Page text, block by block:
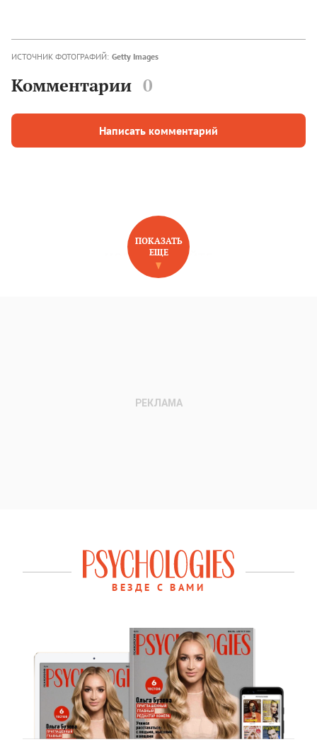
ИСТОЧНИК ФОТОГРАФИЙ: Getty Images
Комментарии 0
Написать комментарий
НОВОЕ НА САЙТЕ
ПОКАЗАТЬ
ЕЩЕ
ВЕЗДЕ С ВАМИ